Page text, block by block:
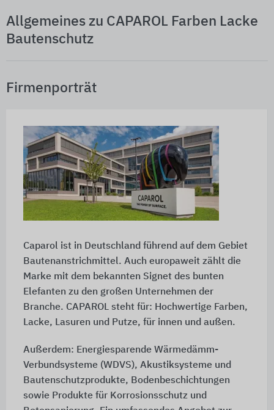
Allgemeines zu CAPAROL Farben Lacke
Bautenschutz
Firmenporträt
Caparol ist in Deutschland führend auf dem Gebiet
Bautenanstrichmittel. Auch europaweit zählt die
Marke mit dem bekannten Signet des bunten
Elefanten zu den großen Unternehmen der
Branche. CAPAROL steht für: Hochwertige Farben,
Lacke, Lasuren und Putze, für innen und außen.
Außerdem: Energiesparende Wärmedämm-
Verbundsysteme (WDVS), Akustiksysteme und
Bautenschutzprodukte, Bodenbeschichtungen
sowie Produkte für Korrosionsschutz und